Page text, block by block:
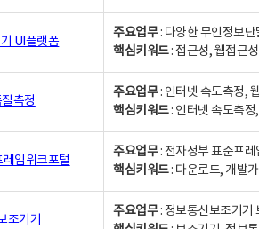
UI플랫폼
주요업무: 다양한 무인정보단
핵심키워드: 접근성, 웹접근
측정
주요업무: 인터넷 속도측정,
핵심키워드: 인터넷 속도측
임워크포털
주요업무: 전자정부 표준프레
핵심키워드: 다운로드, 개발
조기기
주요업무: 정보통신보조기기